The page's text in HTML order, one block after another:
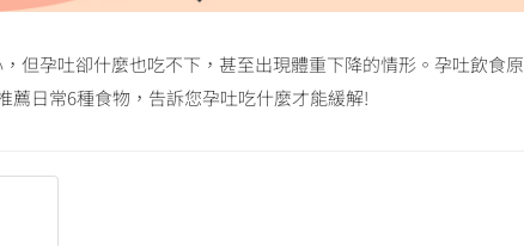
但孕吐卻什麼也吃不下，甚至出現體重下降的情形。孕吐飲食原
薦日常6種食物，告訴您孕吐吃什麼才能緩解!